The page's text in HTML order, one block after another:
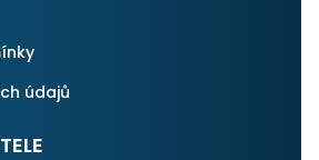
údajů